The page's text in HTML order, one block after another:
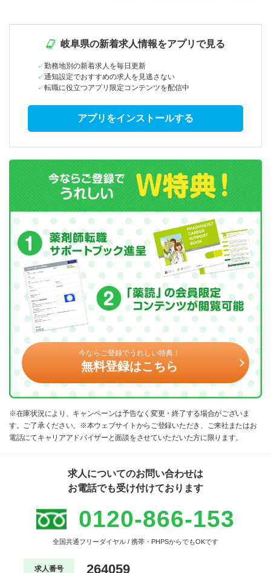
岐阜県の新着求人情報をアプリで見る
勤務地別の新着求人を毎日更新
通知設定でおすすめの求人を見逃さない
転職に役立つアプリ限定コンテンツを配信中
アプリをインストールする
今ならご登録でうれしい特典！
無料登録はこちら
※在庫状況により、キャンペーンは予告なく変更・終了する場合がございま
す。ご了承ください。※本ウェブサイトからご登録いただき、ご来社またはお
電話にてキャリアアドバイザーと面談をさせていただいた方に限ります。
求人についてのお問い合わせは
お電話でも受け付けております
0120-866-153
全国共通フリーダイヤル / 携帯・PHPSからでもOKです
求人番号 264059